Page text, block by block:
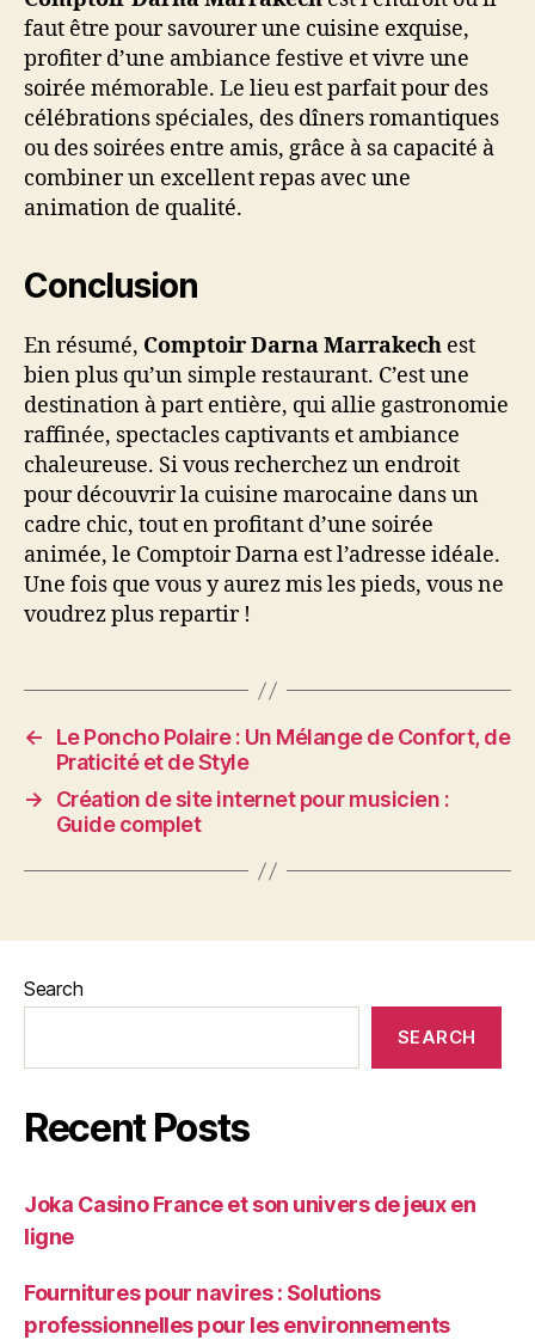
faut être pour savourer une cuisine exquise,
profiter d’une ambiance festive et vivre une
soirée mémorable. Le lieu est parfait pour des
célébrations spéciales, des dîners romantiques
ou des soirées entre amis, grâce à sa capacité à
combiner un excellent repas avec une
animation de qualité.
Conclusion
En résumé, Comptoir Darna Marrakech est
bien plus qu’un simple restaurant. C’est une
destination à part entière, qui allie gastronomie
raffinée, spectacles captivants et ambiance
chaleureuse. Si vous recherchez un endroit
pour découvrir la cuisine marocaine dans un
cadre chic, tout en profitant d’une soirée
animée, le Comptoir Darna est l’adresse idéale.
Une fois que vous y aurez mis les pieds, vous ne
voudrez plus repartir !
←
Le Poncho Polaire : Un Mélange de Confort, de
Praticité et de Style
→
Création de site internet pour musicien :
Guide complet
Search
SEARCH
Recent Posts
Joka Casino France et son univers de jeux en
ligne
Fournitures pour navires : Solutions
professionnelles pour les environnements